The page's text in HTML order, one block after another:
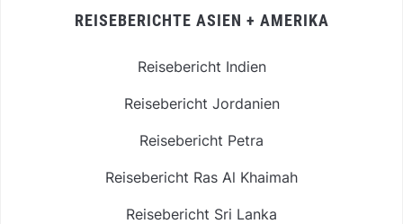
REISEBERICHTE ASIEN + AMERIKA
Reisebericht Indien
Reisebericht Jordanien
Reisebericht Petra
Reisebericht Ras Al Khaimah
Reisebericht Sri Lanka